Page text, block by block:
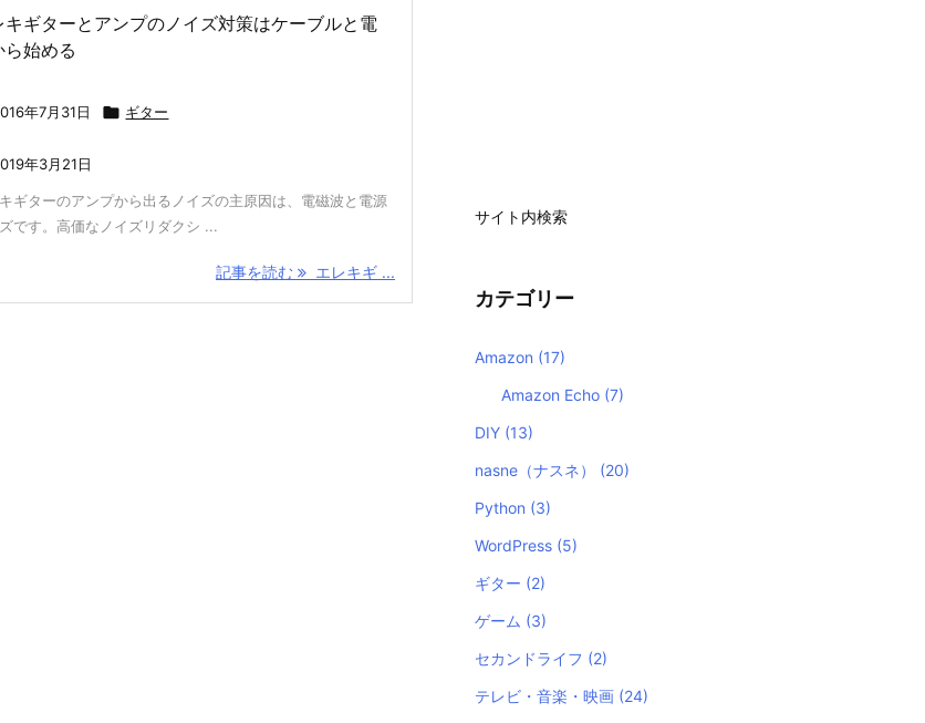
キギターとアンプのノイズ対策はケーブルと電
ら始める
年7月31日  ギター
年3月21日
ギターのアンプから出るノイズの主原因は、電磁波と電源
です。高価なノイズリダクシ ...
記事を読む エレキギ ...
サイト内検索
カテゴリー
Amazon (17)
Amazon Echo (7)
DIY (13)
nasne（ナスネ） (20)
Python (3)
WordPress (5)
ギター (2)
ゲーム (3)
セカンドライフ (2)
テレビ・音楽・映画 (24)